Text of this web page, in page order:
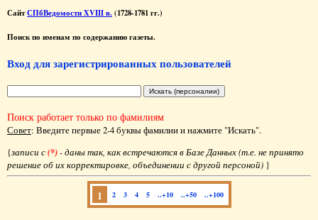
СайтСПбВедомости XVIII в. (1728-1781 гг.)
Поиск по именам по содержанию газеты.
Вход для зарегистрированных пользователей
Поиск работает только по фамилиям
Совет: Введите первые 2-4 буквы фамилии и нажмите "Искать".
{записи с(*)- даны так, как встречаются в Базе Данных (т.е. не принято
решение об их корректировке, объединении с другой персоной) }
1 2 3 4 5 ..+10 ..+50 ..+100